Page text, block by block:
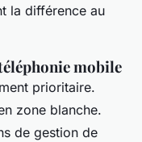
la différence au
mobile
prioritaire.
zone blanche.
de gestion de